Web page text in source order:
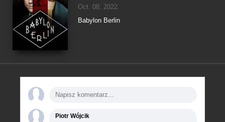
Oct. 08, 2022
Babylon Berlin
Piotr Wójcik